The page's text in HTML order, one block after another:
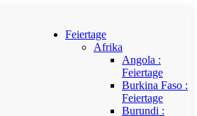
Feiertage
Afrika
Angola :
Feiertage
Burkina Faso :
Feiertage
Burundi :